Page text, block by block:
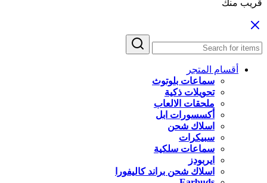
قريب منك
أقسام المتجر
سماعات بلوتوث
تحويلات ذكية
ملحقات الالعاب
أكسسورات ابل
اسلاك شحن
سبيكرات
سماعات سلكية
ايربودز
اسلاك شحن براند كاليفورا